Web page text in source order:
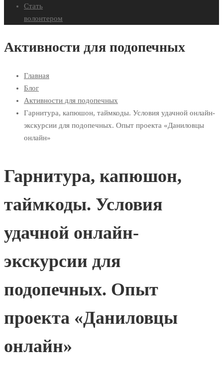
Стать
волонтером
Активности для подопечных
Главная
Блог
Активности для подопечных
Гарнитура, капюшон, таймкоды. Условия удачной онлайн-
экскурсии для подопечных. Опыт проекта «Даниловцы
онлайн»
Гарнитура, капюшон,
таймкоды. Условия
удачной онлайн-
экскурсии для
подопечных. Опыт
проекта «Даниловцы
онлайн»